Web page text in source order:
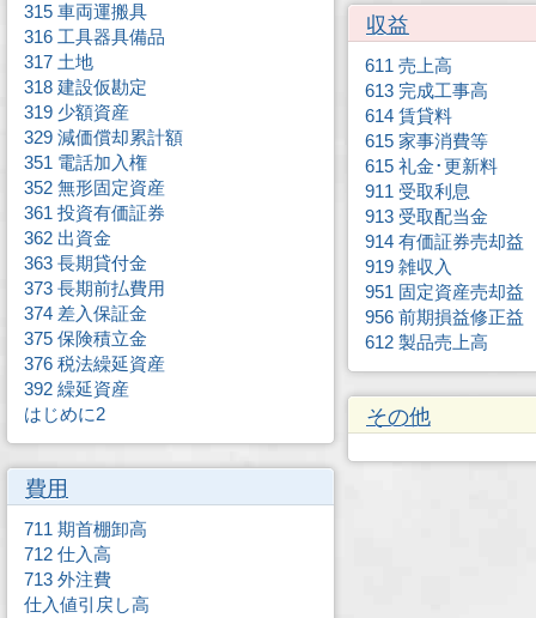
315 車両運搬具
316 工具器具備品
317 土地
318 建設仮勘定
319 少額資産
329 減価償却累計額
351 電話加入権
352 無形固定資産
361 投資有価証券
362 出資金
363 長期貸付金
373 長期前払費用
374 差入保証金
375 保険積立金
376 税法繰延資産
392 繰延資産
はじめに2
費用
711 期首棚卸高
712 仕入高
713 外注費
仕入値引戻し高
収益
611 売上高
613 完成工事高
614 賃貸料
615 家事消費等
615 礼金･更新料
911 受取利息
913 受取配当金
914 有価証券売却益
919 雑収入
951 固定資産売却益
956 前期損益修正益
612 製品売上高
その他